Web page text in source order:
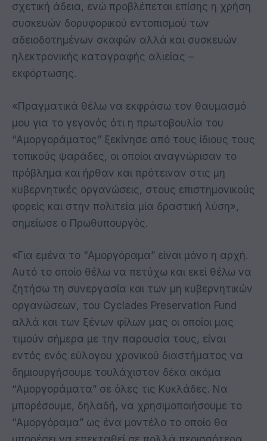
σχετική άδεια, ενώ προβλέπεται επίσης η χρήση
συσκευών δορυφορικού εντοπισμού των
αδειοδοτημένων σκαφών αλλά και συσκευών
ηλεκτρονικής καταγραφής αλιείας –
εκφόρτωσης.
«Πραγματικά θέλω να εκφράσω τον θαυμασμό
μου για το γεγονός ότι η πρωτοβουλία του
“Αμοργοράματος” ξεκίνησε από τους ίδιους τους
τοπικούς ψαράδες, οι οποίοι αναγνώρισαν το
πρόβλημα και ήρθαν και πρότειναν στις μη
κυβερνητικές οργανώσεις, στους επιστημονικούς
φορείς και στην πολιτεία μία δραστική λύση»,
σημείωσε ο Πρωθυπουργός.
«Για εμένα το “Αμοργόραμα” είναι μόνο η αρχή.
Αυτό το οποίο θέλω να πετύχω και εκεί θέλω να
ζητήσω τη συνεργασία και των μη κυβερνητικών
οργανώσεων, του Cyclades Preservation Fund
αλλά και των ξένων φίλων μας οι οποίοι μας
τιμούν σήμερα με την παρουσία τους, είναι
εντός ενός εύλογου χρονικού διαστήματος να
δημιουργήσουμε τουλάχιστον δέκα ακόμα
“Αμοργοράματα” σε όλες τις Κυκλάδες. Να
μπορέσουμε, δηλαδή, να χρησιμοποιήσουμε το
“Αμοργόραμα” ως ένα μοντέλο το οποίο θα